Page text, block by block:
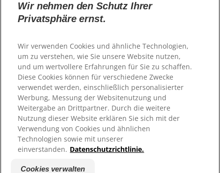
© 2026 Colgate-Palmolive Company. Alle Rechte
vorbehalten
Nutzungsbedingungen
Wir nehmen den Schutz Ihrer
Privatsphäre ernst.
Wir verwenden Cookies und ähnliche Technologien,
um zu verstehen, wie Sie unsere Website nutzen,
und um wertvollere Erfahrungen für Sie zu schaffen.
Diese Cookies können für verschiedene Zwecke
verwendet werden, einschließlich personalisierter
Werbung, Messung der Websitenutzung und
Weitergabe an Drittpartner. Durch die weitere
Nutzung dieser Website erklären Sie sich mit der
Verwendung von Cookies und ähnlichen
Technologien sowie mit unserer
einverstanden. Datenschutzrichtlinie.
Cookies verwalten